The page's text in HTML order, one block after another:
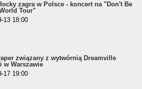
zagra w Polsce - koncert na "Don't Be
Tour"
13 18:00
związany z wytwórnią Dreamville
w Warszawie
17 19:00